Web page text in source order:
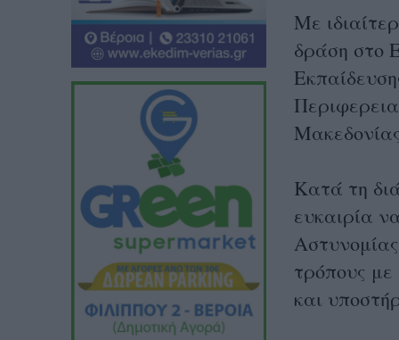
Με
δράση στο
Κατά τη
ευκαιρία
τρόπους
και